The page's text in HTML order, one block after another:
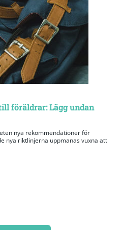
föräldrar: Lägg undan
nya rekommendationer för
nya riktlinjerna uppmanas vuxna att